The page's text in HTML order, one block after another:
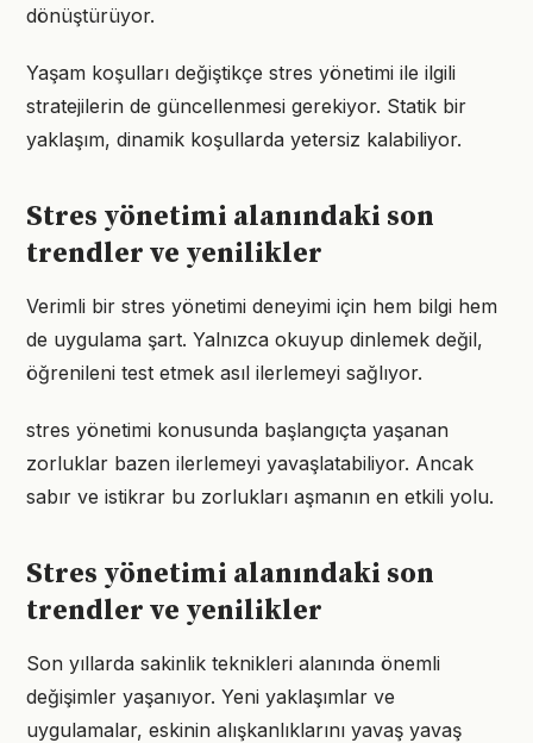
dönüştürüyor.
Yaşam koşulları değiştikçe stres yönetimi ile ilgili
stratejilerin de güncellenmesi gerekiyor. Statik bir
yaklaşım, dinamik koşullarda yetersiz kalabiliyor.
Stres yönetimi alanındaki son
trendler ve yenilikler
Verimli bir stres yönetimi deneyimi için hem bilgi hem
de uygulama şart. Yalnızca okuyup dinlemek değil,
öğrenileni test etmek asıl ilerlemeyi sağlıyor.
stres yönetimi konusunda başlangıçta yaşanan
zorluklar bazen ilerlemeyi yavaşlatabiliyor. Ancak
sabır ve istikrar bu zorlukları aşmanın en etkili yolu.
Stres yönetimi alanındaki son
trendler ve yenilikler
Son yıllarda sakinlik teknikleri alanında önemli
değişimler yaşanıyor. Yeni yaklaşımlar ve
uygulamalar, eskinin alışkanlıklarını yavaş yavaş